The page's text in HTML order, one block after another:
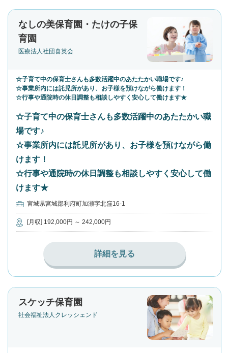
なしの美保育園・たけの子保
育園
医療法人社団喜英会
☆子育て中の保育士さんも多数活躍中のあたたかい職場です♪
☆事業所内には託児所があり、お子様を預けながら働けます！
☆行事や通院時の休日調整も相談しやすく安心して働けます★
☆子育て中の保育士さんも多数活躍中のあたたかい職
場です♪
☆事業所内には託児所があり、お子様を預けながら働
けます！
☆行事や通院時の休日調整も相談しやすく安心して働
けます★
宮城県宮城郡利府町加瀬字北窪16-1
[月収] 192,000円 ～ 242,000円
詳細を見る
スケッチ保育園
社会福祉法人クレッシェンド